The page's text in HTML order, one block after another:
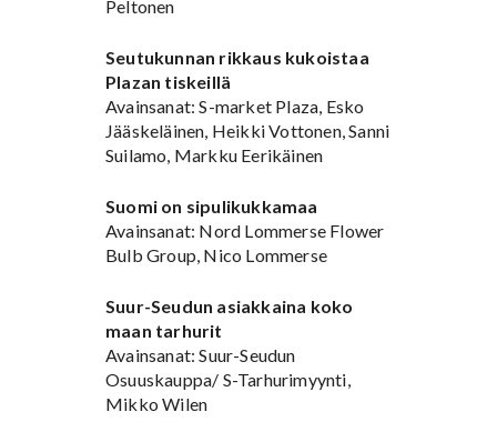
Peltonen
Seutukunnan rikkaus kukoistaa
Plazan tiskeillä
Avainsanat: S-market Plaza, Esko
Jääskeläinen, Heikki Vottonen, Sanni
Suilamo, Markku Eerikäinen
Suomi on sipulikukkamaa
Avainsanat: Nord Lommerse Flower
Bulb Group, Nico Lommerse
Suur-Seudun asiakkaina koko
maan tarhurit
Avainsanat: Suur-Seudun
Osuuskauppa/ S-Tarhurimyynti,
Mikko Wilen